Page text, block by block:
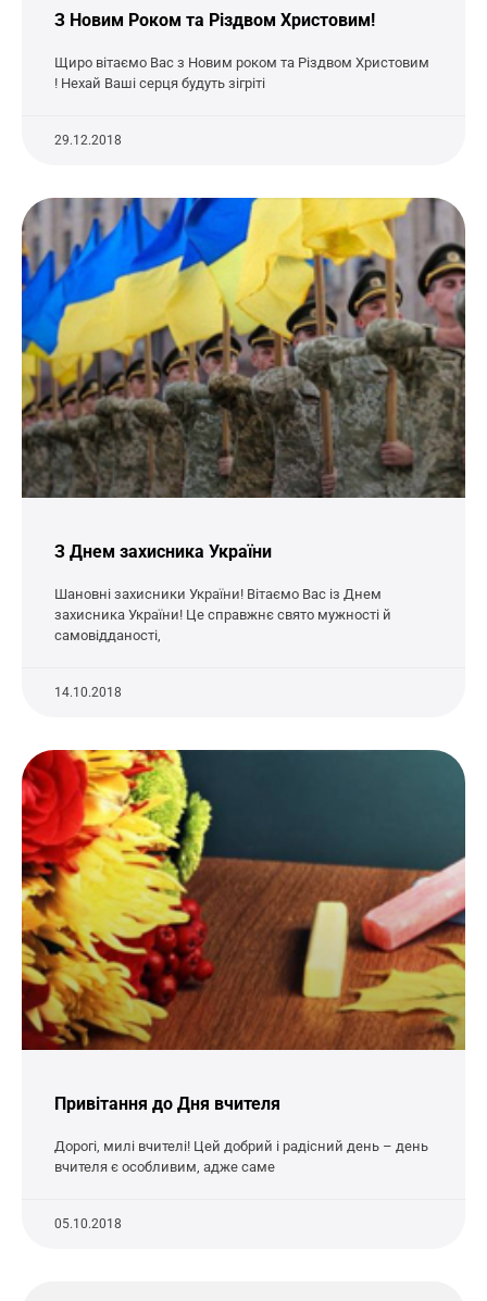
З Новим Роком та Різдвом Христовим!
Щиро вітаємо Вас з Новим роком та Різдвом Христовим
! Нехай Ваші серця будуть зігріті
29.12.2018
З Днем захисника України
Шановні захисники України! Вітаємо Вас із Днем
захисника України! Це справжнє свято мужності й
самовідданості,
14.10.2018
Привітання до Дня вчителя
Дорогі, милі вчителі! Цей добрий і радісний день – день
вчителя є особливим, адже саме
05.10.2018